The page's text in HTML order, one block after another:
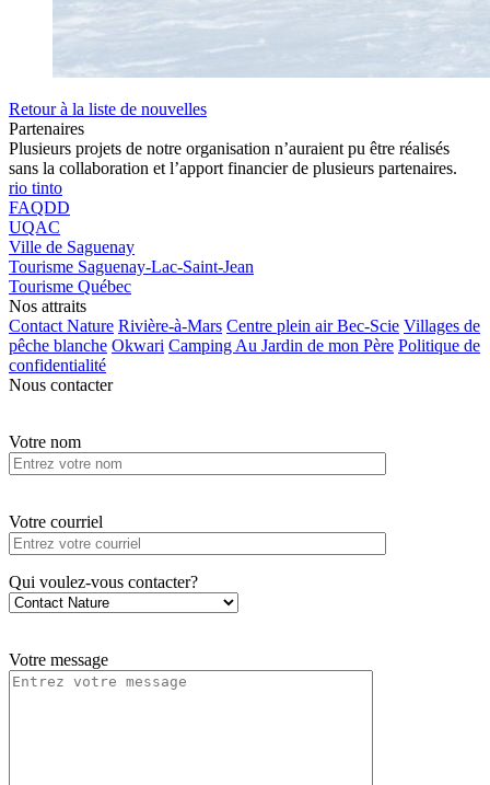
Retour à la liste de nouvelles
Partenaires
Plusieurs projets de notre organisation n’auraient pu être réalisés
sans la collaboration et l’apport financier de plusieurs partenaires.
rio tinto
FAQDD
UQAC
Ville de Saguenay
Tourisme Saguenay-Lac-Saint-Jean
Tourisme Québec
Nos attraits
Contact Nature Rivière-à-Mars Centre plein air Bec-Scie Villages de
pêche blanche Okwari Camping Au Jardin de mon Père Politique de
confidentialité
Nous contacter
Votre nom
Votre courriel
Qui voulez-vous contacter?
Votre message